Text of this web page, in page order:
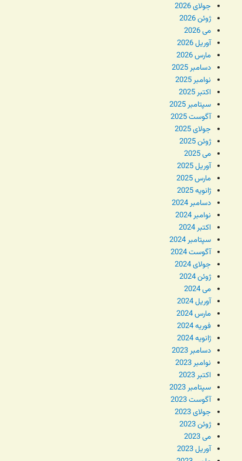
جولای 2026
ژوئن 2026
می 2026
آوریل 2026
مارس 2026
دسامبر 2025
نوامبر 2025
اکتبر 2025
سپتامبر 2025
آگوست 2025
جولای 2025
ژوئن 2025
می 2025
آوریل 2025
مارس 2025
ژانویه 2025
دسامبر 2024
نوامبر 2024
اکتبر 2024
سپتامبر 2024
آگوست 2024
جولای 2024
ژوئن 2024
می 2024
آوریل 2024
مارس 2024
فوریه 2024
ژانویه 2024
دسامبر 2023
نوامبر 2023
اکتبر 2023
سپتامبر 2023
آگوست 2023
جولای 2023
ژوئن 2023
می 2023
آوریل 2023